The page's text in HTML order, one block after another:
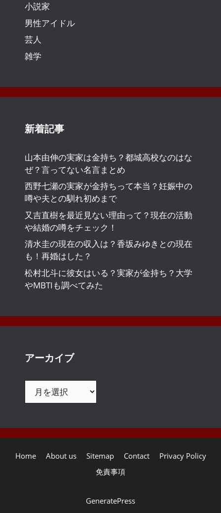
小説家
男性アイドル
芸人
雑学
新着記事
山本由伸の実家は金持ち？都城高校なのはな
ぜ？言ってない名言まとめ
西野七瀬の実家が金持ちって本当？妊娠中の
噂や夫との馴れ初めまで
又吉直樹を最近見ない理由って？現在の活動
や結婚の噂をチェック！
清水圭の現在の収入は？香坂みゆきとの現在
も！再婚はした？
松村北斗に彼女はいる？実家が金持ち？大学
やMBTIも調べてみた
アーカイブ
ブ
Home About us Sitemap Contact
Privacy Policy
免責事項
GeneratePress